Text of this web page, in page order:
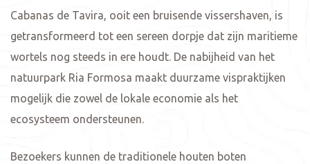
Cabanas de Tavira, ooit een bruisende vissershaven, is
getransformeerd tot een sereen dorpje dat zijn maritieme
wortels nog steeds in ere houdt. De nabijheid van het
natuurpark Ria Formosa maakt duurzame vispraktijken
mogelijk die zowel de lokale economie als het
ecosysteem ondersteunen.
Bezoekers kunnen de traditionele houten boten